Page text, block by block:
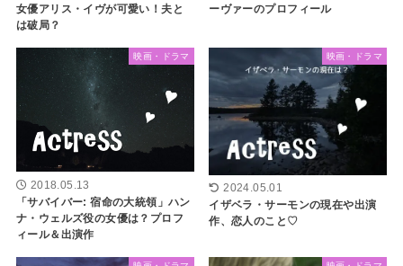
女優アリス・イヴが可愛い！夫と
は破局？
ーヴァーのプロフィール
映画・ドラマ
2018.05.13
「サバイバー: 宿命の大統領」ハン
ナ・ウェルズ役の女優は？プロフ
ィール＆出演作
映画・ドラマ
2024.05.01
イザベラ・サーモンの現在や出演
作、恋人のこと♡